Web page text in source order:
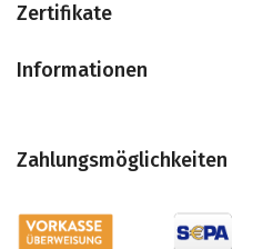
Zertifikate
Informationen
Zahlungsmöglichkeiten